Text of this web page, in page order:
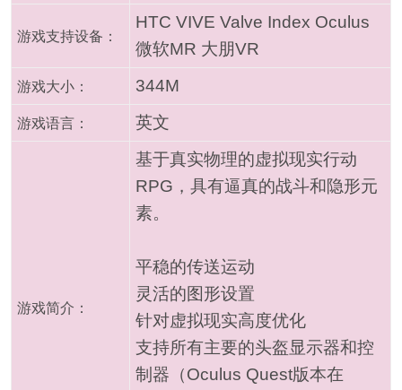
游戏支持设备：
HTC VIVE Valve Index Oculus
微软MR 大朋VR
游戏大小： 344M
游戏语言： 英文
游戏简介：
基于真实物理的虚拟现实行动
RPG，具有逼真的战斗和隐形元
素。
平稳的传送运动
灵活的图形设置
针对虚拟现实高度优化
支持所有主要的头盔显示器和控
制器（Oculus Quest版本在